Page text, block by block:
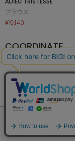
ブラウス
¥19,140
COORDINATE
あ
この商品を